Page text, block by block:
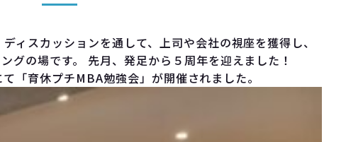
ィスカッションを通して、上司や会社の視座を獲得し、
グの場です。 先月、発足から５周年を迎えました！
「育休プチMBA勉強会」が開催されました。